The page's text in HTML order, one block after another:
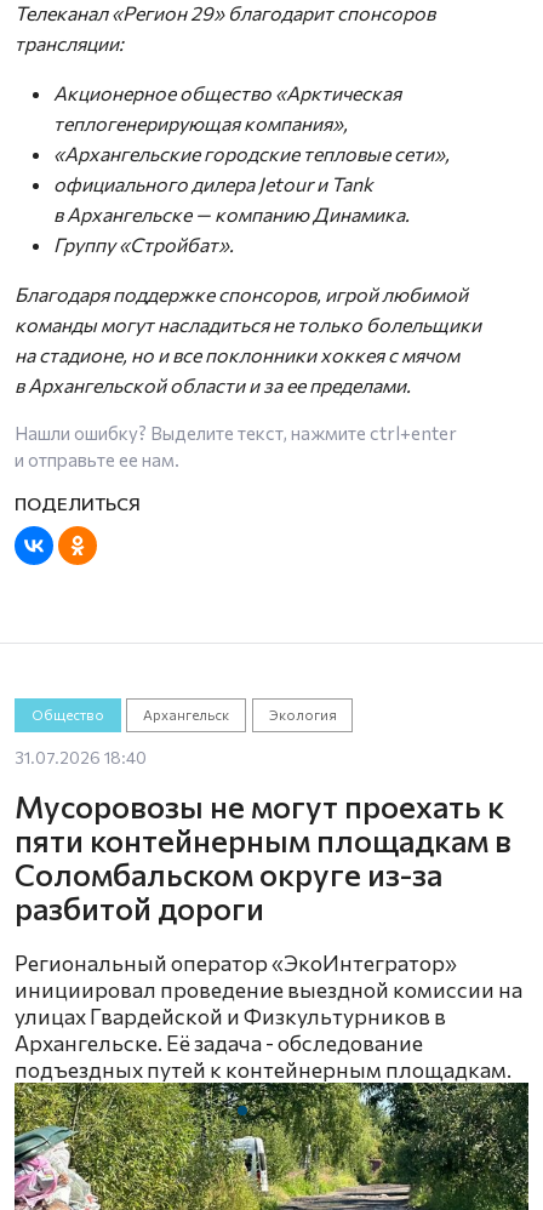
Телеканал «Регион 29» благодарит спонсоров
трансляции:
Акционерное общество «Арктическая
теплогенерирующая компания»,
«Архангельские городские тепловые сети»,
официального дилера Jetour и Tank
в Архангельске — компанию Динамика.
Группу «Стройбат».
Благодаря поддержке спонсоров, игрой любимой
команды могут насладиться не только болельщики
на стадионе, но и все поклонники хоккея с мячом
в Архангельской области и за ее пределами.
Нашли ошибку? Выделите текст, нажмите ctrl+enter
и отправьте ее нам.
Общество Архангельск Экология
31.07.2026 18:40
Мусоровозы не могут проехать к
пяти контейнерным площадкам в
Соломбальском округе из-за
разбитой дороги
Региональный оператор «ЭкоИнтегратор»
инициировал проведение выездной комиссии на
улицах Гвардейской и Физкультурников в
Архангельске. Её задача - обследование
подъездных путей к контейнерным площадкам.